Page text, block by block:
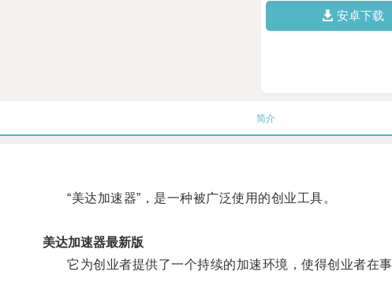
安卓下载
简介
“美达加速器”，是一种被广泛使用的创业工具。
美达加速器最新版
它为创业者提供了一个持续的加速环境，使得创业者在事